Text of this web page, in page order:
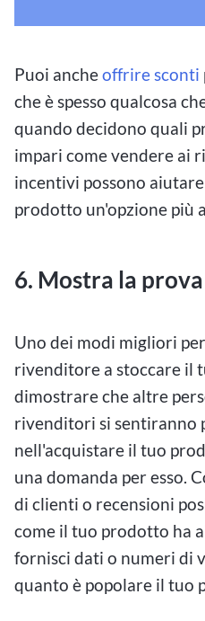
Puoi ancheoffrire sconti
che è spesso qualcosa
quando decidono quali
impari come vendere ai
incentivi possono
prodotto un'opzione più
6. Mostra la
Uno dei modi migliori
rivenditore a stoccare il
dimostrare che altre
rivenditori si sentiranno
nell'acquistare il tuo
una domanda per esso.
di clienti o recensioni
come il tuo prodotto ha
fornisci dati o numeri di
quanto è popolare il tuo